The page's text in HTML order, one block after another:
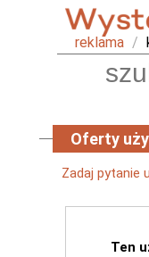
reklama /
Oferty
Zadaj pytanie
Ten